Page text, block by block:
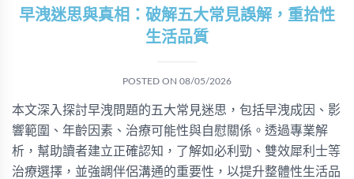
早洩迷思與真相：破解五大常見誤解，重拾性
生活品質
POSTED ON 08/05/2026
本文深入探討早洩問題的五大常見迷思，包括早洩成因、影
響範圍、年齡因素、治療可能性與自慰關係。透過專業解
析，幫助讀者建立正確認知，了解如必利勁、雙效犀利士等
治療選擇，並強調伴侶溝通的重要性，以提升整體性生活品